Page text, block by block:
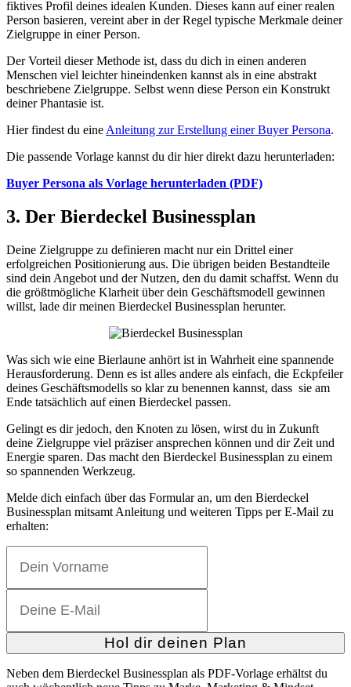
fiktives Profil deines idealen Kunden. Dieses kann auf einer realen
Person basieren, vereint aber in der Regel typische Merkmale deiner
Zielgruppe in einer Person.
Der Vorteil dieser Methode ist, dass du dich in einen anderen
Menschen viel leichter hineindenken kannst als in eine abstrakt
beschriebene Zielgruppe. Selbst wenn diese Person ein Konstrukt
deiner Phantasie ist.
Hier findest du eine Anleitung zur Erstellung einer Buyer Persona.
Die passende Vorlage kannst du dir hier direkt dazu herunterladen:
Buyer Persona als Vorlage herunterladen (PDF)
3. Der Bierdeckel Businessplan
Deine Zielgruppe zu definieren macht nur ein Drittel einer
erfolgreichen Positionierung aus. Die übrigen beiden Bestandteile
sind dein Angebot und der Nutzen, den du damit schaffst. Wenn du
die größtmögliche Klarheit über dein Geschäftsmodell gewinnen
willst, lade dir meinen Bierdeckel Businessplan herunter.
Was sich wie eine Bierlaune anhört ist in Wahrheit eine spannende
Herausforderung. Denn es ist alles andere als einfach, die Eckpfeiler
deines Geschäftsmodells so klar zu benennen kannst, dass sie am
Ende tatsächlich auf einen Bierdeckel passen.
Gelingt es dir jedoch, den Knoten zu lösen, wirst du in Zukunft
deine Zielgruppe viel präziser ansprechen können und dir Zeit und
Energie sparen. Das macht den Bierdeckel Businessplan zu einem
so spannenden Werkzeug.
Melde dich einfach über das Formular an, um den Bierdeckel
Businessplan mitsamt Anleitung und weiteren Tipps per E-Mail zu
erhalten:
Hol dir deinen Plan
Neben dem Bierdeckel Businessplan als PDF-Vorlage erhältst du